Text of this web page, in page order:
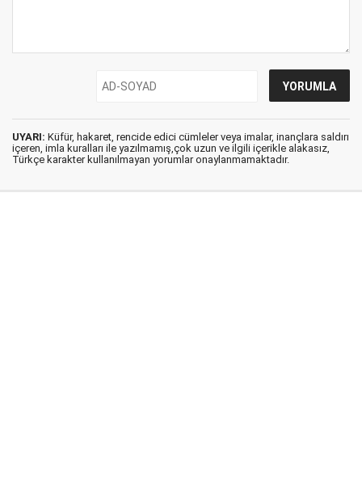
UYARI: Küfür, hakaret, rencide edici cümleler veya imalar, inançlara saldırı
içeren, imla kuralları ile yazılmamış,çok uzun ve ilgili içerikle alakasız,
Türkçe karakter kullanılmayan yorumlar onaylanmamaktadır.